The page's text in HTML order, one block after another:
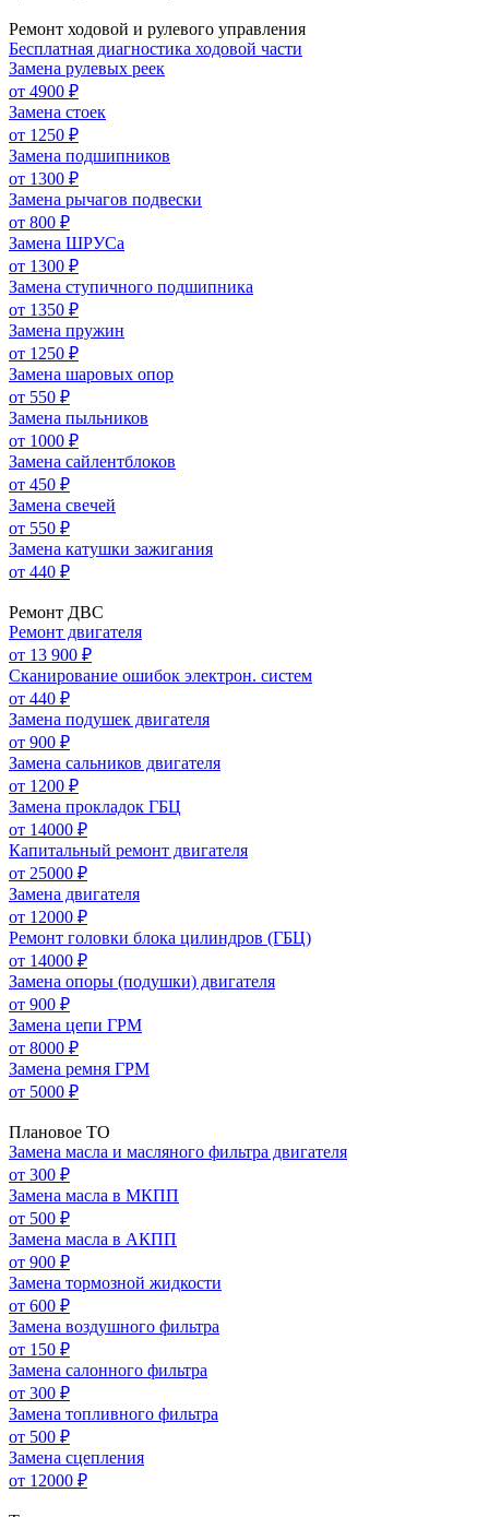
Ремонт ходовой и рулевого управления
Бесплатная диагностика ходовой части
Замена рулевых реек
от 4900 ₽
Замена стоек
от 1250 ₽
Замена подшипников
от 1300 ₽
Замена рычагов подвески
от 800 ₽
Замена ШРУСа
от 1300 ₽
Замена ступичного подшипника
от 1350 ₽
Замена пружин
от 1250 ₽
Замена шаровых опор
от 550 ₽
Замена пыльников
от 1000 ₽
Замена сайлентблоков
от 450 ₽
Замена свечей
от 550 ₽
Замена катушки зажигания
от 440 ₽
Ремонт ДВС
Ремонт двигателя
от 13 900 ₽
Сканирование ошибок электрон. систем
от 440 ₽
Замена подушек двигателя
от 900 ₽
Замена сальников двигателя
от 1200 ₽
Замена прокладок ГБЦ
от 14000 ₽
Капитальный ремонт двигателя
от 25000 ₽
Замена двигателя
от 12000 ₽
Ремонт головки блока цилиндров (ГБЦ)
от 14000 ₽
Замена опоры (подушки) двигателя
от 900 ₽
Замена цепи ГРМ
от 8000 ₽
Замена ремня ГРМ
от 5000 ₽
Плановое ТО
Замена масла и масляного фильтра двигателя
от 300 ₽
Замена масла в МКПП
от 500 ₽
Замена масла в АКПП
от 900 ₽
Замена тормозной жидкости
от 600 ₽
Замена воздушного фильтра
от 150 ₽
Замена салонного фильтра
от 300 ₽
Замена топливного фильтра
от 500 ₽
Замена сцепления
от 12000 ₽